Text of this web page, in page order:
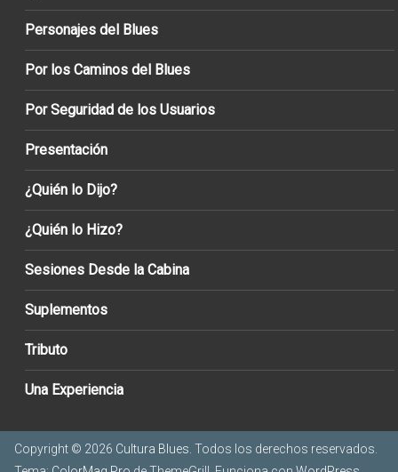
Personajes del Blues
Por los Caminos del Blues
Por Seguridad de los Usuarios
Presentación
¿Quién lo Dijo?
¿Quién lo Hizo?
Sesiones Desde la Cabina
Suplementos
Tributo
Una Experiencia
Copyright © 2026 Cultura Blues. Todos los derechos reservados.